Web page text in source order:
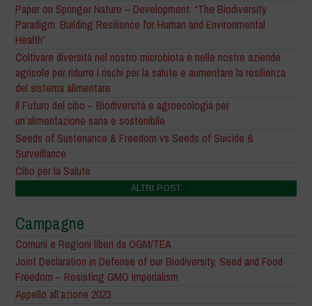
Paper on Springer Nature – Development: “The Biodiversity
Paradigm: Building Resilience for Human and Environmental
Health”
Coltivare diversità nel nostro microbiota e nelle nostre aziende
agricole per ridurre i rischi per la salute e aumentare la resilienza
del sistema alimentare
Il Futuro del cibo – Biodiversità e agroecologia per
un’alimentazione sana e sostenibile
Seeds of Sustenance & Freedom vs Seeds of Suicide &
Surveillance
Cibo per la Salute
ALTRI POST
Campagne
Comuni e Regioni liberi da OGM/TEA
Joint Declaration in Defense of our Biodiversity, Seed and Food
Freedom – Resisting GMO Imperialism
Appello all’azione 2023